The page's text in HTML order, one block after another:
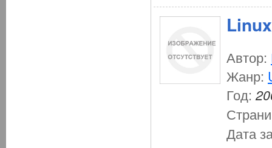
Автор:
Жанр:
Год:
Дата